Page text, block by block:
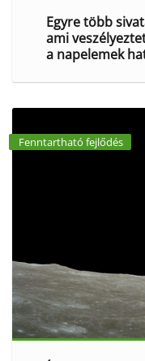
Egyre több
ami
a napelemek
Fenntartható fejlődés